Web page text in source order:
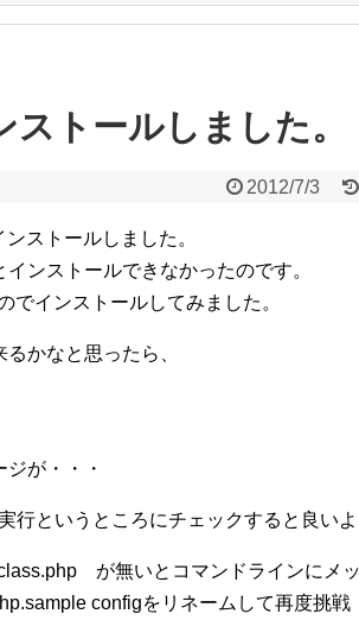
トールしました。
2012/7/3
ストールしました。
ンストールできなかったのです。
でインストールしてみました。
かなと思ったら、
が・・・
行というところにチェックすると良いよ
が無いとコマンドラインにメッ
configをリネームして再度挑戦